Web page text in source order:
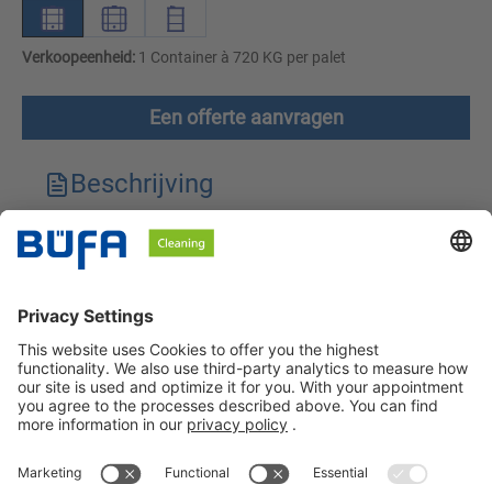
Verkoopeenheid: 1 Container à 720 KG per palet
Een offerte aanvragen
Beschrijving
Technische kenmerken
Veiligheidsinstructies